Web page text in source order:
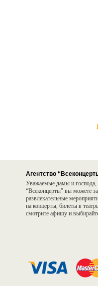
Агентство
Уважаемые дамы и господа,
“Всеконцерты” вы можете
развлекательные
на концерты, билеты в
смотрите афишу и